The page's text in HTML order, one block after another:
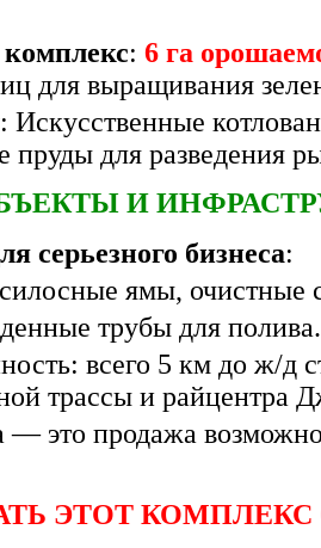
: 6 га
для выращивания
: Искусственные
пруды для разведения
И
серьезного бизнеса:
ямы, очистные
трубы для полива.
всего 5 км до ж/д
трассы и райцентра
— это продажа
ЭТОТ